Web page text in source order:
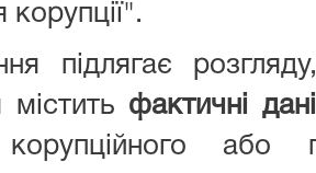
корупції".
підлягає
містить фактичні
або